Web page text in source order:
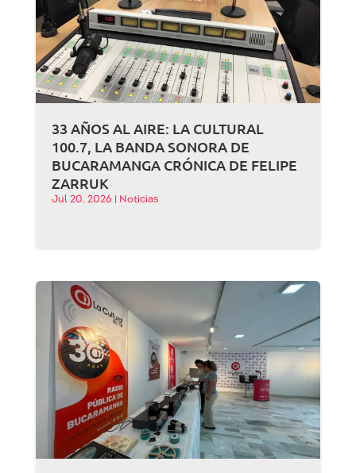
33 AÑOS AL AIRE: LA CULTURAL
100.7, LA BANDA SONORA DE
BUCARAMANGA CRÓNICA DE FELIPE
ZARRUK
Jul 20, 2026 Noticias